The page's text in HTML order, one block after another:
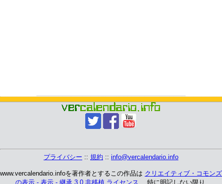
プライバシー :: 規約 :: info@vercalendario.info
www.vercalendario.infoを著作者とするこの作品は クリエイティブ・コモンズ
の表示 - 表示 - 継承 3.0 非移植 ライセンス 、 特に明記しない限り.